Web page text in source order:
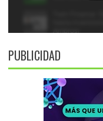
PUBLICIDAD